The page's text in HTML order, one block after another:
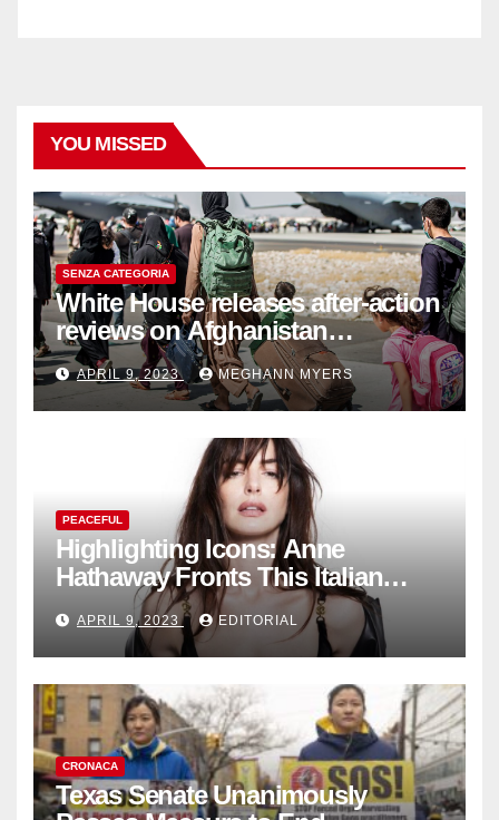
YOU MISSED
SENZA CATEGORIA
White House releases after-action
reviews on Afghanistan
withdrawal
APRIL 9, 2023 MEGHANN MYERS
PEACEFUL
Highlighting Icons: Anne
Hathaway Fronts This Italian
Fashion Brand's Latest
Collection
APRIL 9, 2023 EDITORIAL
CRONACA
Texas Senate Unanimously